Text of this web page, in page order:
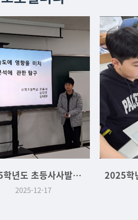
2025학년도 특별 프로그램 디지털 새싹 2학기
2025-09-29